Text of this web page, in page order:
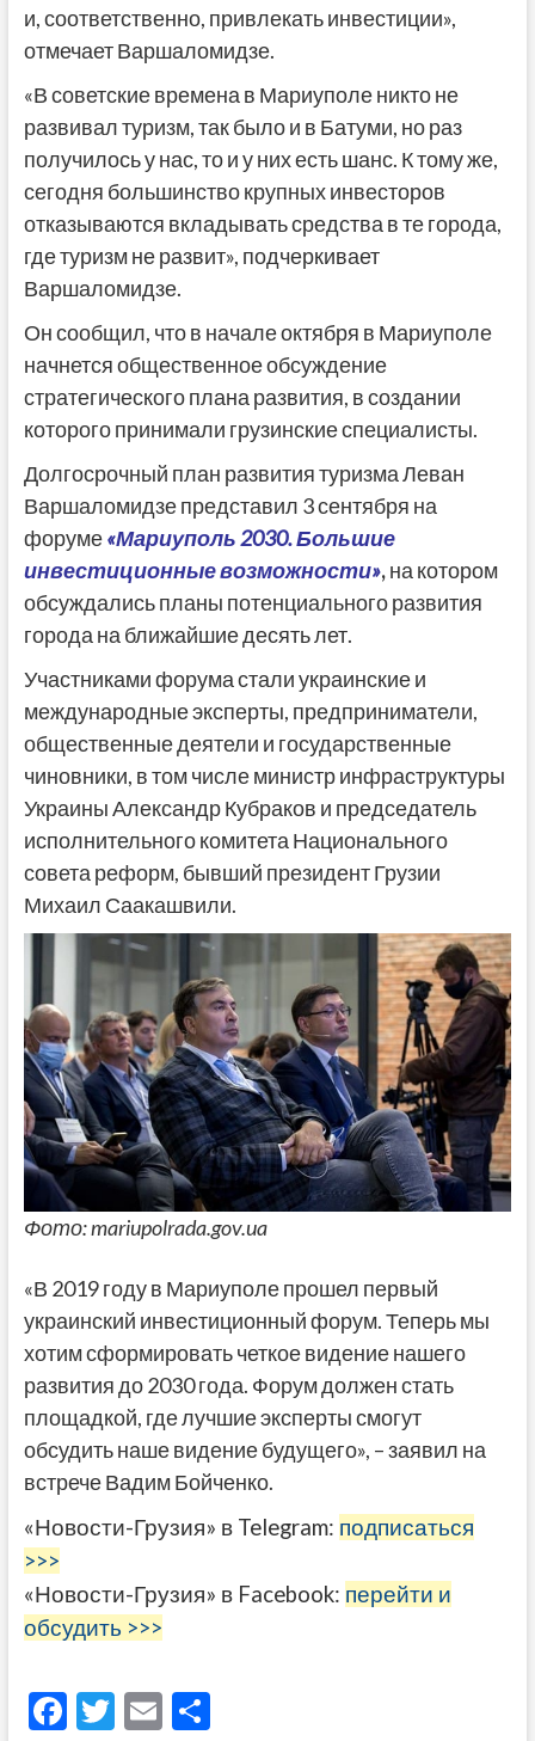
и, соответственно, привлекать инвестиции»,
отмечает Варшаломидзе.
«В советские времена в Мариуполе никто не
развивал туризм, так было и в Батуми, но раз
получилось у нас, то и у них есть шанс. К тому же,
сегодня большинство крупных инвесторов
отказываются вкладывать средства в те города,
где туризм не развит», подчеркивает
Варшаломидзе.
Он сообщил, что в начале октября в Мариуполе
начнется общественное обсуждение
стратегического плана развития, в создании
которого принимали грузинские специалисты.
Долгосрочный план развития туризма Леван
Варшаломидзе представил 3 сентября на
форуме«Мариуполь 2030. Большие
инвестиционные возможности»,на котором
обсуждались планы потенциального развития
города на ближайшие десять лет.
Участниками форума стали украинские и
международные эксперты, предприниматели,
общественные деятели и государственные
чиновники, в том числе министр инфраструктуры
Украины Александр Кубраков и председатель
исполнительного комитета Национального
совета реформ, бывший президент Грузии
Михаил Саакашвили.
Фото: mariupolrada.gov.ua
«В 2019 году в Мариуполе прошел первый
украинский инвестиционный форум. Теперь мы
хотим сформировать четкое видение нашего
развития до 2030 года. Форум должен стать
площадкой, где лучшие эксперты смогут
обсудить наше видение будущего», – заявил на
встрече Вадим Бойченко.
«Новости-Грузия» в Telegram: подписаться
>>>
«Новости-Грузия» в Facebook: перейти и
обсудить >>>
F T E О